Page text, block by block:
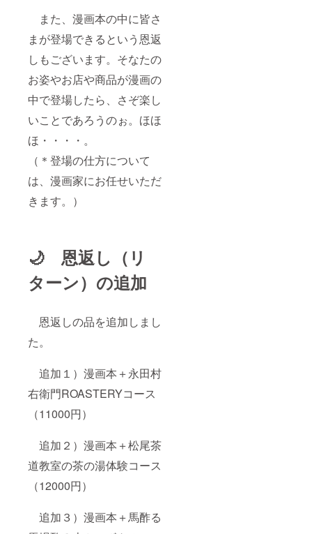
また、漫画本の中に皆さ
まが登場できるという恩返
しもございます。そなたの
お姿やお店や商品が漫画の
中で登場したら、さぞ楽し
いことであろうのぉ。ほほ
ほ・・・・。
（＊登場の仕方について
は、漫画家にお任せいただ
きます。）
🌙 恩返し（リ
ターン）の追加
恩返しの品を追加しまし
た。
追加１）漫画本＋永田村
右衛門ROASTERYコース
（11000円）
追加２）漫画本＋松尾茶
道教室の茶の湯体験コース
（12000円）
追加３）漫画本＋馬酢る